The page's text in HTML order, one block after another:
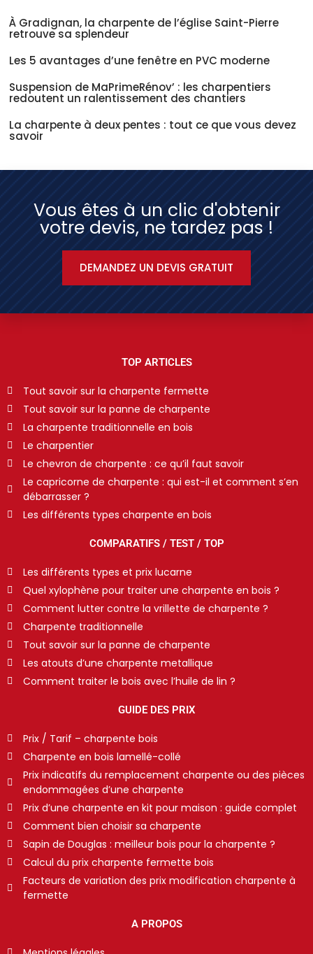
À Gradignan, la charpente de l’église Saint-Pierre
retrouve sa splendeur
Les 5 avantages d’une fenêtre en PVC moderne
Suspension de MaPrimeRénov’ : les charpentiers
redoutent un ralentissement des chantiers
La charpente à deux pentes : tout ce que vous devez
savoir
Vous êtes à un clic d'obtenir
votre devis, ne tardez pas !
DEMANDEZ UN DEVIS GRATUIT
TOP ARTICLES
Tout savoir sur la charpente fermette
Tout savoir sur la panne de charpente
La charpente traditionnelle en bois
Le charpentier
Le chevron de charpente : ce qu’il faut savoir
Le capricorne de charpente : qui est-il et comment s’en
débarrasser ?
Les différents types charpente en bois
COMPARATIFS / TEST / TOP
Les différents types et prix lucarne
Quel xylophène pour traiter une charpente en bois ?
Comment lutter contre la vrillette de charpente ?
Charpente traditionnelle
Tout savoir sur la panne de charpente
Les atouts d’une charpente metallique
Comment traiter le bois avec l’huile de lin ?
GUIDE DES PRIX
Prix / Tarif – charpente bois
Charpente en bois lamellé-collé
Prix indicatifs du remplacement charpente ou des pièces
endommagées d’une charpente
Prix d’une charpente en kit pour maison : guide complet
Comment bien choisir sa charpente
Sapin de Douglas : meilleur bois pour la charpente ?
Calcul du prix charpente fermette bois
Facteurs de variation des prix modification charpente à
fermette
A PROPOS